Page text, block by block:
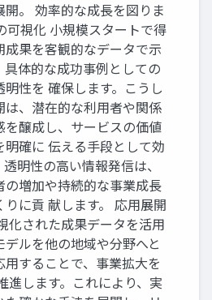
開。 効率的な成長を図りま
可視化 小規模スタートで得
成果を客観的なデータで示
具体的な成功事例としての
性を 確保します。こうし
は、潜在的な利用者や関係
を醸成し、サービスの価値
明確に 伝える手段として効
明性の高い情報発信は、
の増加や持続的な事業成長
りに貢 献します。 応用展開
化された成果データを活用
デルを他の地域や分野へと
用することで、事業拡大を
進します。これにより、実